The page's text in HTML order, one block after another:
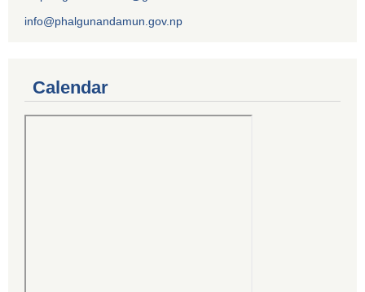
info@phalgunandamun.gov.np
Calendar